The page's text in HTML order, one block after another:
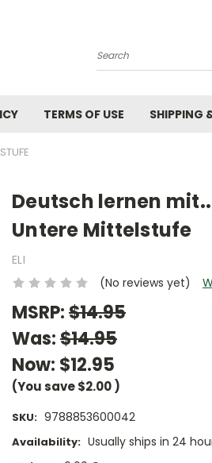
Search
TERMS OF USE SHIPPING
Deutsch lernen
Untere Mittelstufe
ELI
(No reviews yet)
MSRP:$14.95
Was:$14.95
Now: $12.95
(You save$2.00)
SKU: 9788853600042
Availability: Usually ships in 24